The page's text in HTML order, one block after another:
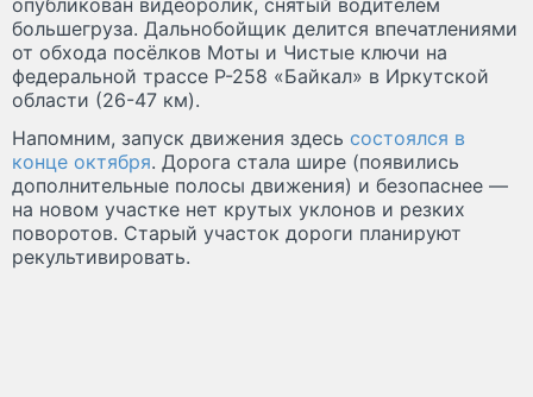
опубликован видеоролик, снятый водителем
большегруза. Дальнобойщик делится впечатлениями
от обхода посёлков Моты и Чистые ключи на
федеральной трассе Р-258 «Байкал» в Иркутской
области (26-47 км).
Напомним, запуск движения здесь состоялся в
конце октября. Дорога стала шире (появились
дополнительные полосы движения) и безопаснее —
на новом участке нет крутых уклонов и резких
поворотов. Старый участок дороги планируют
рекультивировать.